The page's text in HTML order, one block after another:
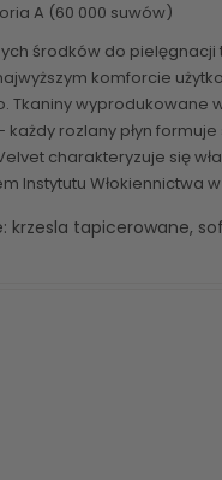
A (60 000 suwów)
środków do
komforcie
Tkaniny wyprodukowane
rozlany płyn
charakteryzuje się
Instytutu Włokiennictwa w
krzesla tapicerowane,